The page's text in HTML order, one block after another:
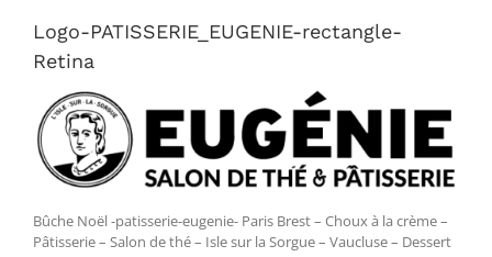
Logo-PATISSERIE_EUGENIE-rectangle-
Retina
Bûche Noël -patisserie-eugenie- Paris Brest – Choux à la crème –
Pâtisserie – Salon de thé – Isle sur la Sorgue – Vaucluse – Dessert